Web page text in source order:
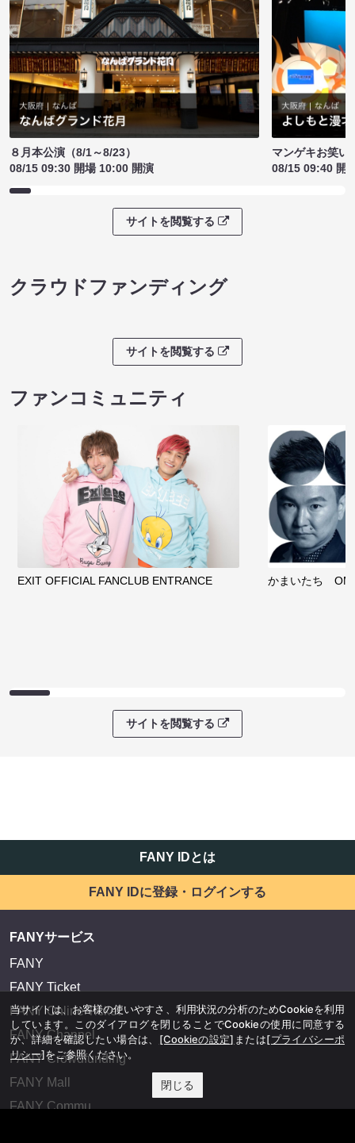
８月本公演（8/1～8/23）
08/15 09:30 開場 10:00 開演
マンゲキお笑い
08/15 09:40 開
サイトを閲覧する
クラウドファンディング
サイトを閲覧する
ファンコミュニティ
EXIT OFFICIAL FANCLUB ENTRANCE かまいたち
サイトを閲覧する
FANY IDとは
FANY IDに登録・ログインする
FANYサービス
FANY
FANY Ticket
FANY Online Ticket
FANY Channel
FANY Crowdfunding
FANY Mall
FANY Commu
当サイトは、お客様の使いやすさ、利用状況の分析のためCookieを利用
しています。このダイアログを閉じることでCookieの使用に同意する
か、詳細を確認したい場合は、 [Cookieの設定] または[プライバシーポ
リシー]をご参照ください。
閉じる